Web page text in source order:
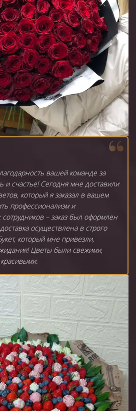
вашей команде за
и счастье! Сегодня мне доставили
который я заказал в вашем
профессионализм и
– заказ был оформлен
осуществлена в строго
который мне привезли,
Цветы были свежими,